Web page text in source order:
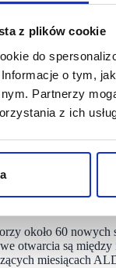
z plików cookie
do
o tym,
Partnerzy
z ich
Nowa
Z okazji
a nasza sieć z
i w kolejnym roku
Sprzedaży
jakości, w możliwie
warto do nas
około 60 nowych
otwarcia są
miesiącach